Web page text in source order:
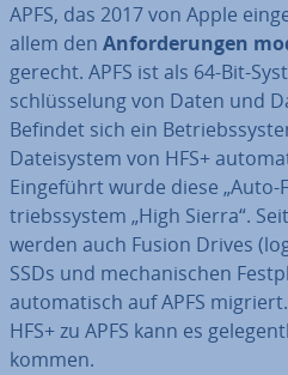
APFS, das 2017 von Apple
allem den An­for­de­run­gen
gerecht. APFS ist als 64-Bit-
schlüs­se­lung von Daten und
Befindet sich ein
Da­tei­sys­tem von HFS+
Ein­ge­führt wurde diese
triebs­sys­tem „High Sierra“. Seit
werden auch Fusion Drives
SSDs und me­cha­ni­schen
au­to­ma­tisch auf APFS
HFS+ zu APFS kann es
kommen.